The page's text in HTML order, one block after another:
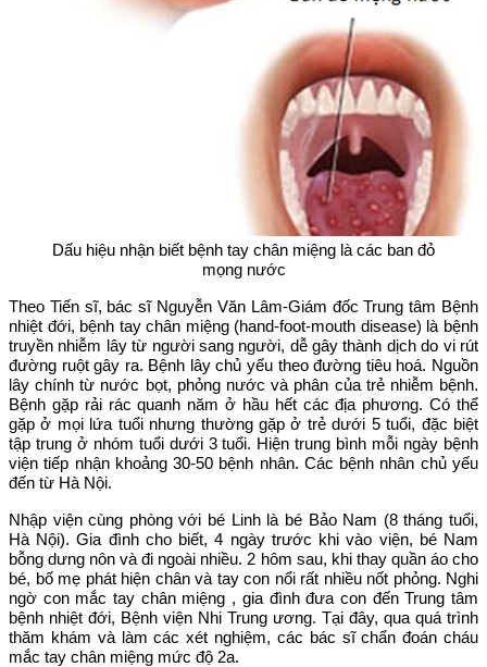
Dấu hiệu nhận biết bệnh tay chân miệng là các ban đỏ
mọng nước
Theo Tiến sĩ, bác sĩ Nguyễn Văn Lâm-Giám đốc Trung tâm Bệnh
nhiệt đới, bệnh tay chân miệng (hand-foot-mouth disease) là bệnh
truyền nhiễm lây từ người sang người, dễ gây thành dịch do vi rút
đường ruột gây ra. Bệnh lây chủ yếu theo đường tiêu hoá. Nguồn
lây chính từ nước bọt, phỏng nước và phân của trẻ nhiễm bệnh.
Bệnh gặp rải rác quanh năm ở hầu hết các địa phương. Có thể
gặp ở mọi lứa tuổi nhưng thường gặp ở trẻ dưới 5 tuổi, đặc biệt
tập trung ở nhóm tuổi dưới 3 tuổi. Hiện trung bình mỗi ngày bệnh
viện tiếp nhận khoảng 30-50 bệnh nhân. Các bệnh nhân chủ yếu
đến từ Hà Nội.
Nhập viện cùng phòng với bé Linh là bé Bảo Nam (8 tháng tuổi,
Hà Nội). Gia đình cho biết, 4 ngày trước khi vào viện, bé Nam
bỗng dưng nôn và đi ngoài nhiều. 2 hôm sau, khi thay quần áo cho
bé, bố mẹ phát hiện chân và tay con nổi rất nhiều nốt phỏng. Nghi
ngờ con mắc tay chân miệng , gia đình đưa con đến Trung tâm
bệnh nhiệt đới, Bệnh viện Nhi Trung ương. Tại đây, qua quá trình
thăm khám và làm các xét nghiệm, các bác sĩ chẩn đoán cháu
mắc tay chân miệng mức độ 2a.